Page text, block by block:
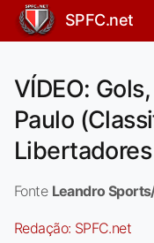
SPFC.net
VÍDEO:
Paulo
Libertadores
Fonte Leandro
Redação: SPFC.net